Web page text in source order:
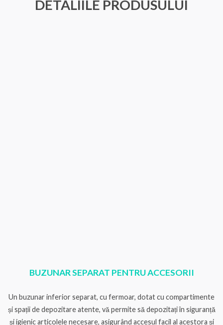
DETALIILE PRODUSULUI
BUZUNAR SEPARAT PENTRU ACCESORII
Un buzunar inferior separat, cu fermoar, dotat cu compartimente
și spații de depozitare atente, vă permite să depozitați în siguranță
și igienic articolele necesare, asigurând accesul facil al acestora și